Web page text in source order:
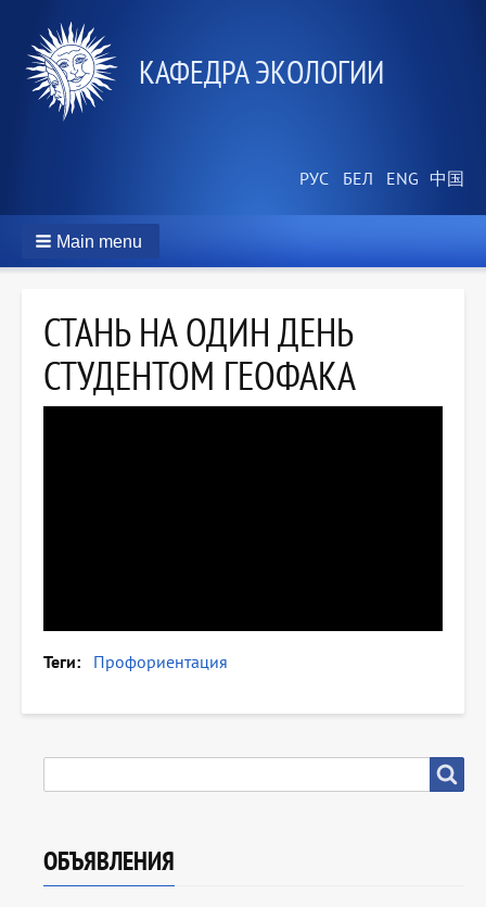
КАФЕДРА ЭКОЛОГИИ
Main menu
СТАНЬ НА ОДИН ДЕНЬ
СТУДЕНТОМ ГЕОФАКА
Теги Профориентация
ОБЪЯВЛЕНИЯ